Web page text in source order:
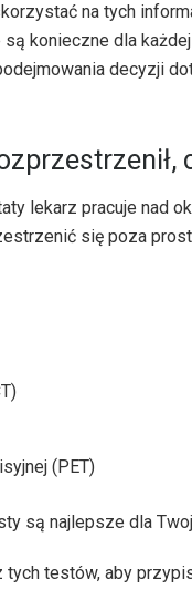
na tych
konieczne dla
decyzji
lekarz pracuje nad
się poza
(PET)
są najlepsze dla
testów, aby